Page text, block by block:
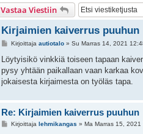
Vastaa Viestiin
Kirjaimien kaiverrus puuhun
V
e
s
t
i
Kirjoittaja autiotalo» Su Marras 14, 2021
Löytyisikö vinkkiä toiseen tapaan
pysy yhtään paikallaan vaan karkaa
jokaisesta kirjaimesta on työläs tapa.
Re: Kirjaimien kaiverrus puuhun
VKirjoittaja lehmikangas » Ma Marras 15, 2021